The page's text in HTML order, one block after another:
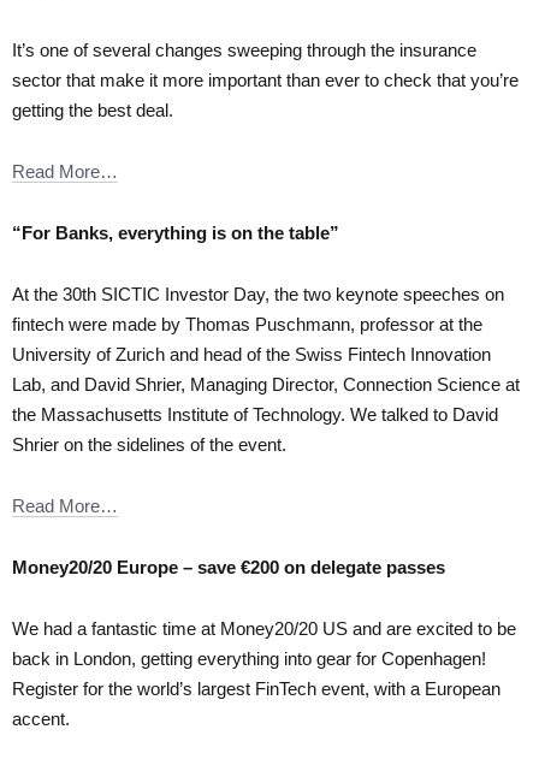
It’s one of several changes sweeping through the insurance
sector that make it more important than ever to check that you’re
getting the best deal.
Read More…
“For Banks, everything is on the table”
At the 30th SICTIC Investor Day, the two keynote speeches on
fintech were made by Thomas Puschmann, professor at the
University of Zurich and head of the Swiss Fintech Innovation
Lab, and David Shrier, Managing Director, Connection Science at
the Massachusetts Institute of Technology. We talked to David
Shrier on the sidelines of the event.
Read More…
Money20/20 Europe – save €200 on delegate passes
We had a fantastic time at Money20/20 US and are excited to be
back in London, getting everything into gear for Copenhagen!
Register for the world’s largest FinTech event, with a European
accent.